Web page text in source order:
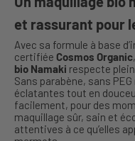
et rassurant pour
Avec sa formule à base
certifiée Cosmos Organic
bio Namaki respecte
Sans parabène, sans
éclatantes tout en
facilement, pour des
maquillage sûr, sain et
attentives à ce qu’elles